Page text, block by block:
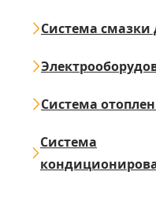
Система смазки
Система
Система